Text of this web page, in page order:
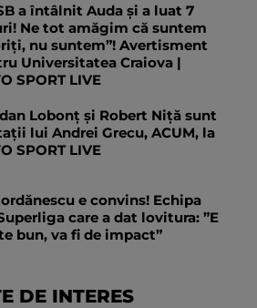
a întâlnit Auda și a luat 7
Ne tot amăgim că suntem
nu suntem”! Avertisment
Universitatea Craiova |
SPORT LIVE
Lobonț și Robert Niță sunt
lui Andrei Grecu, ACUM, la
SPORT LIVE
e convins! Echipa
care a dat lovitura: ”E
bun, va fi de impact”
DE INTERES